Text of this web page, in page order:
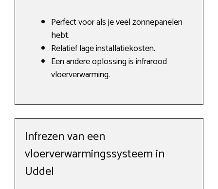
Perfect voor als je veel zonnepanelen
hebt.
Relatief lage installatiekosten.
Een andere oplossing is infrarood
vloerverwarming.
Infrezen van een
vloerverwarmingssysteem in
Uddel